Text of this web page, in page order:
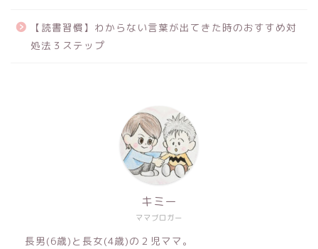
【読書習慣】わからない言葉が出てきた時のおすすめ対
処法３ステップ
ママブロガー
キミー
長男(6歳)と長女(4歳)の２児ママ。